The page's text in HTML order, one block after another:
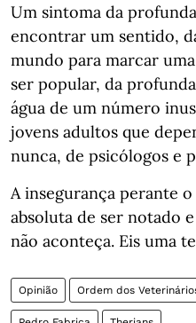
Um sintoma da
encontrar um sentido,
mundo para marcar
ser popular, da
água de um número
jovens adultos que
nunca, de psicólogos e
A insegurança perante
absoluta de ser notado
não aconteça. Eis uma
Opinião Ordem dos